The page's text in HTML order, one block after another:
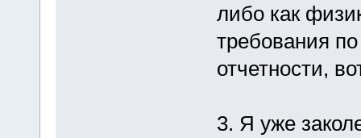
либо как
требования
отчетности,
3. Я уже